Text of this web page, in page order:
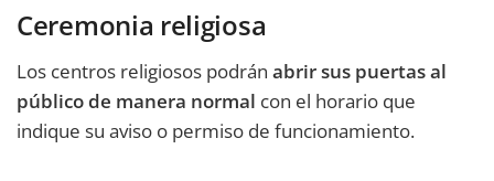
Ceremonia religiosa
Los centros religiosos podrán abrir sus puertas al
público de manera normal con el horario que
indique su aviso o permiso de funcionamiento.